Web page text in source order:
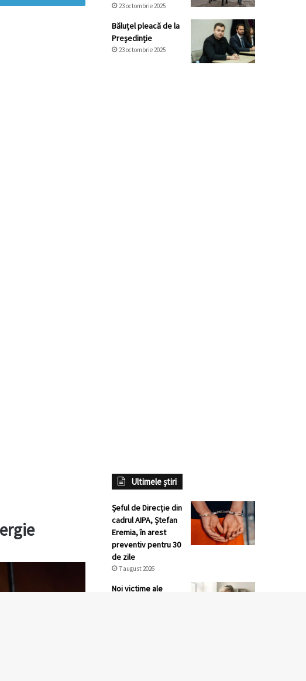
23 octombrie 2025
Băluțel pleacă de la
Președinție
23 octombrie 2025